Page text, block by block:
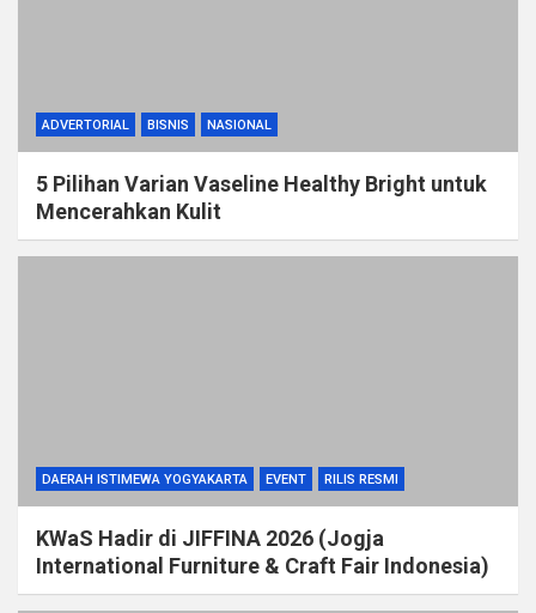
ADVERTORIAL BISNIS NASIONAL
5 Pilihan Varian Vaseline Healthy Bright untuk
Mencerahkan Kulit
DAERAH ISTIMEWA YOGYAKARTA EVENT RILIS RESMI
KWaS Hadir di JIFFINA 2026 (Jogja
International Furniture & Craft Fair Indonesia)